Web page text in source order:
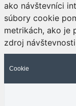
ako návštevníci
súbory cookie
metrikách, ako je
zdroj
Cookie